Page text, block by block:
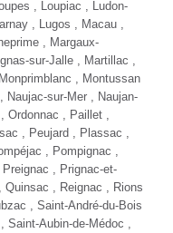
, Loupiac , Ludon-
, Lugos , Macau
, Margaux-
sur-Jalle , Martillac ,
, Montussan
Naujac-sur-Mer , Naujan-
, Paillet ,
, Peujard , Plassac ,
, Pompignac ,
, Prignac-et-
Quinsac , Reignac , Rions
, Saint-André-du-Bois
Saint-Aubin-de-Médoc